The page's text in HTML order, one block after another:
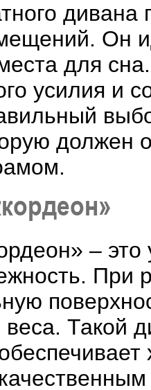
дивана
Он
для
усилия и
должен
–
При
Такой